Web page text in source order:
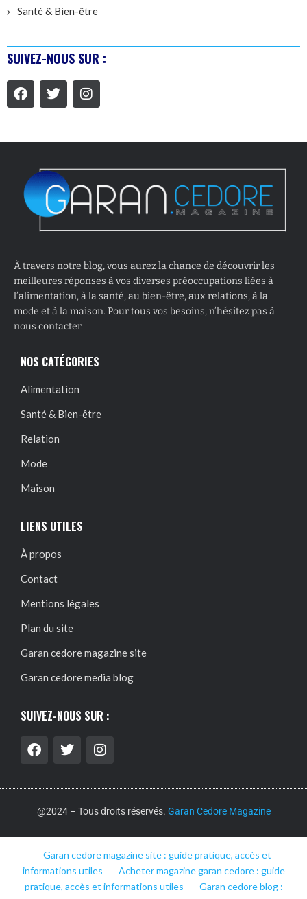
Santé & Bien-être
SUIVEZ-NOUS SUR :
À travers notre blog, vous aurez la chance de découvrir les
meilleures réponses à vos diverses préoccupations liées à
l’alimentation, à la santé, au bien-être, aux relations, à la
mode et à la maison. Pour tous vos besoins, n’hésitez pas à
nous contacter.
NOS CATÉGORIES
Alimentation
Santé & Bien-être
Relation
Mode
Maison
LIENS UTILES
À propos
Contact
Mentions légales
Plan du site
Garan cedore magazine site
Garan cedore media blog
SUIVEZ-NOUS SUR :
@2024 – Tous droits réservés. Garan Cedore Magazine
Garan cedore magazine site : guide pratique, accès et
informations utiles
Acheter magazine garan cedore : guide
pratique, accès et informations utiles
Garan cedore blog :